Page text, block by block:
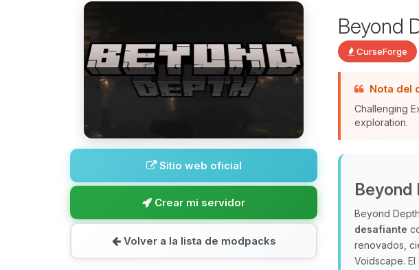
Sitio web oficial
Crear mi servidor
Volver a la lista de modpacks
Beyond
CurseForge
Nota del
Challenging
exploration.
Beyond
Beyond
desafiante
renovados,
Voidscape.